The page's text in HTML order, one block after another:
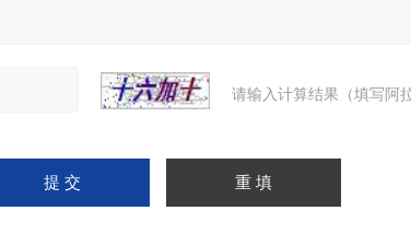
请输入计算结果（填写阿